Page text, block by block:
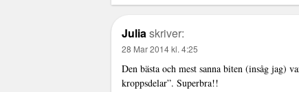
Juliaskriver:
28 Mar 2014 kl. 4:25
Den bästa och mest sanna biten (insåg jag)
kroppsdelar”. Superbra!!